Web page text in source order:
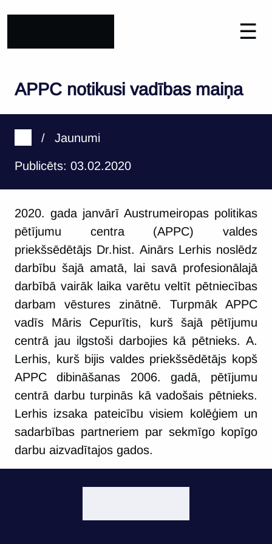
☰
APPC notikusi vadības maiņa
/ Jaunumi
Publicēts: 03.02.2020
2020. gada janvārī Austrumeiropas politikas
pētījumu centra (APPC) valdes
priekšsēdētājs Dr.hist. Ainārs Lerhis noslēdz
darbību šajā amatā, lai savā profesionālajā
darbībā vairāk laika varētu veltīt pētniecības
darbam vēstures zinātnē. Turpmāk APPC
vadīs Māris Cepurītis, kurš šajā pētījumu
centrā jau ilgstoši darbojies kā pētnieks. A.
Lerhis, kurš bijis valdes priekšsēdētājs kopš
APPC dibināšanas 2006. gadā, pētījumu
centrā darbu turpinās kā vadošais pētnieks.
Lerhis izsaka pateicību visiem kolēģiem un
sadarbības partneriem par sekmīgo kopīgo
darbu aizvadītajos gados.